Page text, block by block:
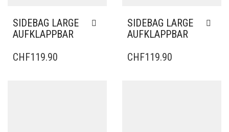
SIDEBAG LARGE
AUFKLAPPBAR
CHF119.90
SIDEBAG LARGE
AUFKLAPPBAR
CHF119.90